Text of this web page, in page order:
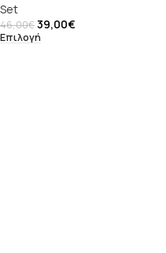
Set
46,00€39,00€
Επιλογή